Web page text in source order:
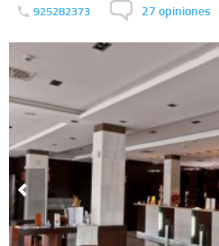
925282373 27 opiniones